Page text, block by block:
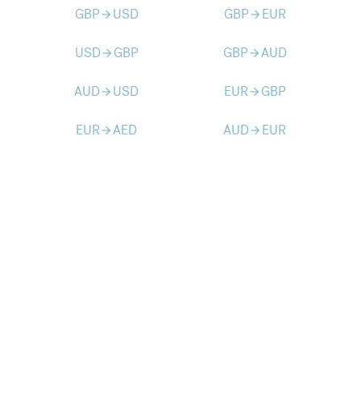
GBParrow_forward USD GBParrow_forward EUR
USDarrow_forward GBP GBParrow_forwardAUD
AUDarrow_forward USD EURarrow_forward GBP
EURarrow_forwardAED AUDarrow_forward EUR